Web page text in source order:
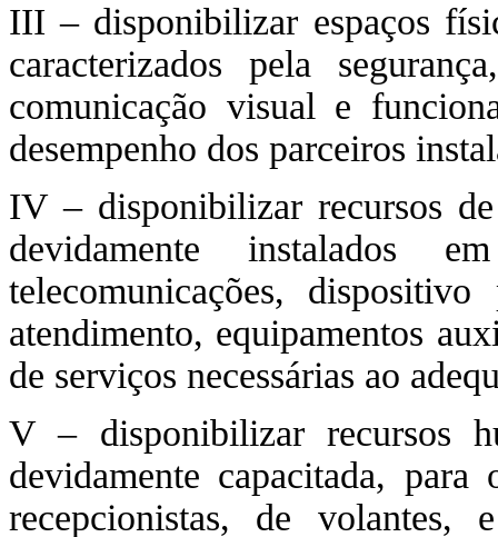
III – disponibilizar espaços
caracterizados pela
comunicação visual e
desempenho dos parceiros
IV – disponibilizar recursos
devidamente instalados
telecomunicações,
atendimento, equipamentos
de serviços necessárias ao
V – disponibilizar recursos
devidamente capacitada,
recepcionistas, de